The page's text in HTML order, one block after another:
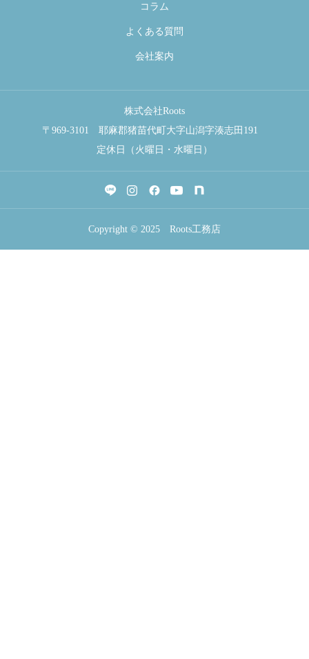
コラム
よくある質問
会社案内
株式会社Roots
〒969-3101 耶麻郡猪苗代町大字山潟字湊志田191
定休日（火曜日・水曜日）
Copyright © 2025 Roots工務店